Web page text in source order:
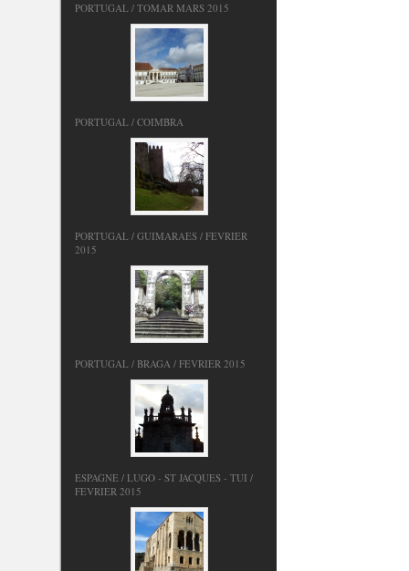
PORTUGAL / TOMAR MARS 2015
PORTUGAL / COIMBRA
PORTUGAL / GUIMARAES / FEVRIER
2015
PORTUGAL / BRAGA / FEVRIER 2015
ESPAGNE / LUGO - ST JACQUES - TUI /
FEVRIER 2015